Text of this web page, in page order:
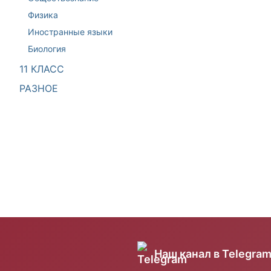
Физика
Иностранные языки
Биология
11 КЛАСС
РАЗНОЕ
Наш канал в Telegram